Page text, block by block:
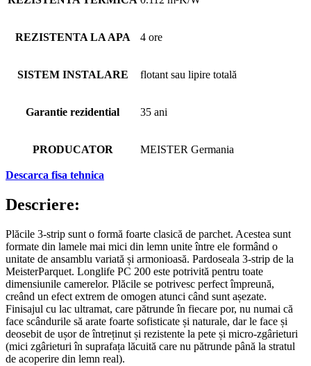
REZISTENTA LA APA 4 ore
SISTEM INSTALARE flotant sau lipire totală
Garantie rezidential 35 ani
PRODUCATOR MEISTER Germania
Descarca fisa tehnica
Descriere:
Plăcile 3-strip sunt o formă foarte clasică de parchet. Acestea sunt
formate din lamele mai mici din lemn unite între ele formând o
unitate de ansamblu variată și armonioasă. Pardoseala 3-strip de la
MeisterParquet. Longlife PC 200 este potrivită pentru toate
dimensiunile camerelor. Plăcile se potrivesc perfect împreună,
creând un efect extrem de omogen atunci când sunt așezate.
Finisajul cu lac ultramat, care pătrunde în fiecare por, nu numai că
face scândurile să arate foarte sofisticate și naturale, dar le face și
deosebit de ușor de întreținut și rezistente la pete și micro-zgârieturi
(mici zgârieturi în suprafața lăcuită care nu pătrunde până la stratul
de acoperire din lemn real).